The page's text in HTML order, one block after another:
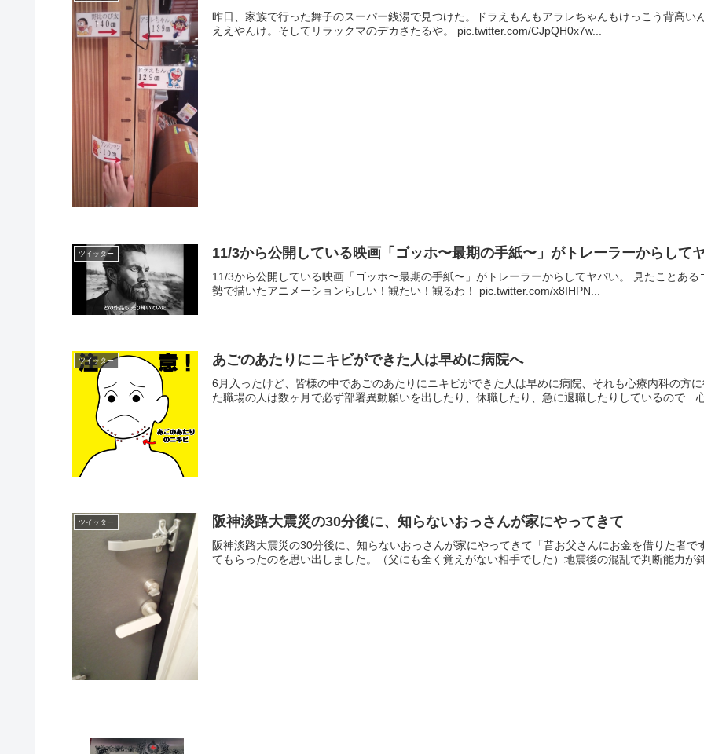
昨日、家族で行った舞子のスーパー銭湯で見つけた。ドラえもんもアラレちゃんもけっこう背高
ええやんけ。そしてリラックマのデカさたるや。 pic.twitter.com/CJpQH0x7w...
ツイッター 11/3から公開している映画「ゴッホ〜最期の手紙〜」がトレーラーからして
11/3から公開している映画「ゴッホ〜最期の手紙〜」がトレーラーからしてヤバい。 見たことあ
勢で描いたアニメーションらしい！観たい！観るわ！ pic.twitter.com/x8IHPN...
ツイッター あごのあたりにニキビができた人は早めに病院へ
6月入ったけど、皆様の中であごのあたりにニキビができた人は早めに病院、それも心療内科の
た職場の人は数ヶ月で必ず部署異動願いを出したり、休職したり、急に退職したりしているので…
ツイッター 阪神淡路大震災の30分後に、知らないおっさんが家にやってきて
阪神淡路大震災の30分後に、知らないおっさんが家にやってきて「昔お父さんにお金を借りた者
てもらったのを思い出しました。（父にも全く覚えがない相手でした）地震後の混乱で判断能力が